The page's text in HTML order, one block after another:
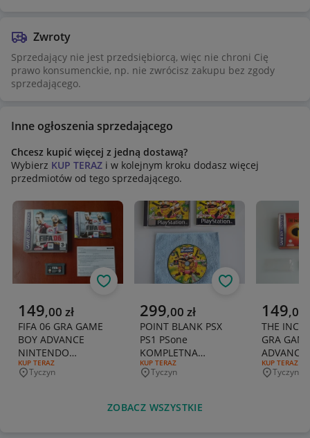
Zwroty
Sprzedający nie jest przedsiębiorcą, więc nie chroni Cię
prawo konsumenckie, np. nie zwrócisz zakupu bez zgody
sprzedającego.
Inne ogłoszenia sprzedającego
Chcesz kupić więcej z jedną dostawą?
Wybierz KUP TERAZ i w kolejnym kroku dodasz więcej
przedmiotów od tego sprzedającego.
Aktualna cena
149,00 zł
FIFA 06 GRA GAME
BOY ADVANCE
NINTENDO
ANGIELSKA GBA
RODZAJ OFERTY:
KUP TERAZ
Miejscowość
Tyczyn
Obserwuj
Aktualna cena
299,00 zł
POINT BLANK PSX
PS1 PSone
KOMPLETNA
PLAYSTATION 1 3XA
RODZAJ OFERTY:
KUP TERAZ
Miejscowość
Tyczyn
Obserwuj
Aktualna
149,00
THE
GRA
RODZAJ
KUP TERAZ
Tyczyn
ZOBACZ WSZYSTKIE